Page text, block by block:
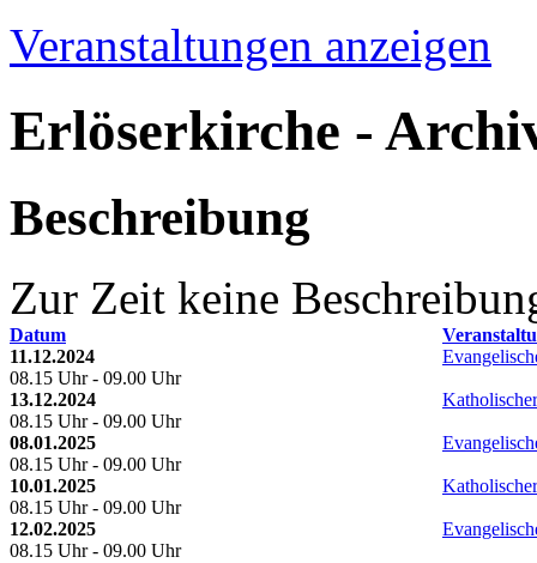
Veranstaltungen anzeigen
Erlöserkirche -
Beschreibung
Zur Zeit keine
Datum
11.12.2024
08.15 Uhr - 09.00 Uhr
13.12.2024
08.15 Uhr - 09.00 Uhr
08.01.2025
08.15 Uhr - 09.00 Uhr
10.01.2025
08.15 Uhr - 09.00 Uhr
12.02.2025
08.15 Uhr - 09.00 Uhr